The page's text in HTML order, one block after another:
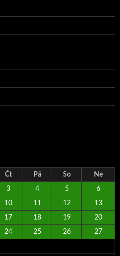
Čt Pá So Ne
3 4 5 6
10 11 12 13
17 18 19 20
24 25 26 27